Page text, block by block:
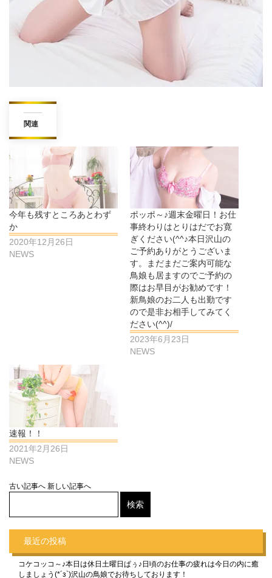
関連
今年も残すところあとわず
か
2020年12月26日
NEWS
ポッポ～♪週末金曜日！お仕
事終わりはとりはだでお寛
ぎください(^^♪本日沢山の
ご予約ありがとうございま
す。まだまだご案内可能な
鳥娘も居ますのでご予約の
際はお早目がお勧めです！
新鳥娘のお二人も出勤です
ので是非お相手してみてく
ださい(^^)/
2023年6月23日
NEWS
速報！！
2021年2月26日
NEWS
古い記事へ 新しい記事へ
最近の投稿
コケコッコ～♪本日は休日土曜日ぱぅ♪日頃のお仕事の疲れは今日の内に癒
しましょう(*´з`)沢山の鳥娘でお待ちしております！